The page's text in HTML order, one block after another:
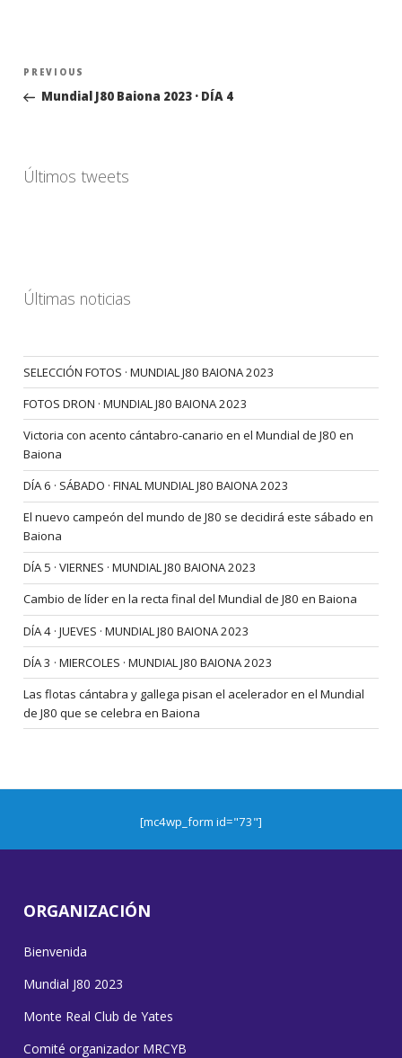
Navegación
entradas
Previous
Post
PREVIOUS
Mundial J80 Baiona 2023 · DÍA 4
Últimos tweets
Últimas noticias
SELECCIÓN FOTOS · MUNDIAL J80 BAIONA 2023
FOTOS DRON · MUNDIAL J80 BAIONA 2023
Victoria con acento cántabro-canario en el Mundial de J80 en
Baiona
DÍA 6 · SÁBADO · FINAL MUNDIAL J80 BAIONA 2023
El nuevo campeón del mundo de J80 se decidirá este sábado en
Baiona
DÍA 5 · VIERNES · MUNDIAL J80 BAIONA 2023
Cambio de líder en la recta final del Mundial de J80 en Baiona
DÍA 4 · JUEVES · MUNDIAL J80 BAIONA 2023
DÍA 3 · MIERCOLES · MUNDIAL J80 BAIONA 2023
Las flotas cántabra y gallega pisan el acelerador en el Mundial
de J80 que se celebra en Baiona
[mc4wp_form id="73"]
ORGANIZACIÓN
Bienvenida
Mundial J80 2023
Monte Real Club de Yates
Comité organizador MRCYB